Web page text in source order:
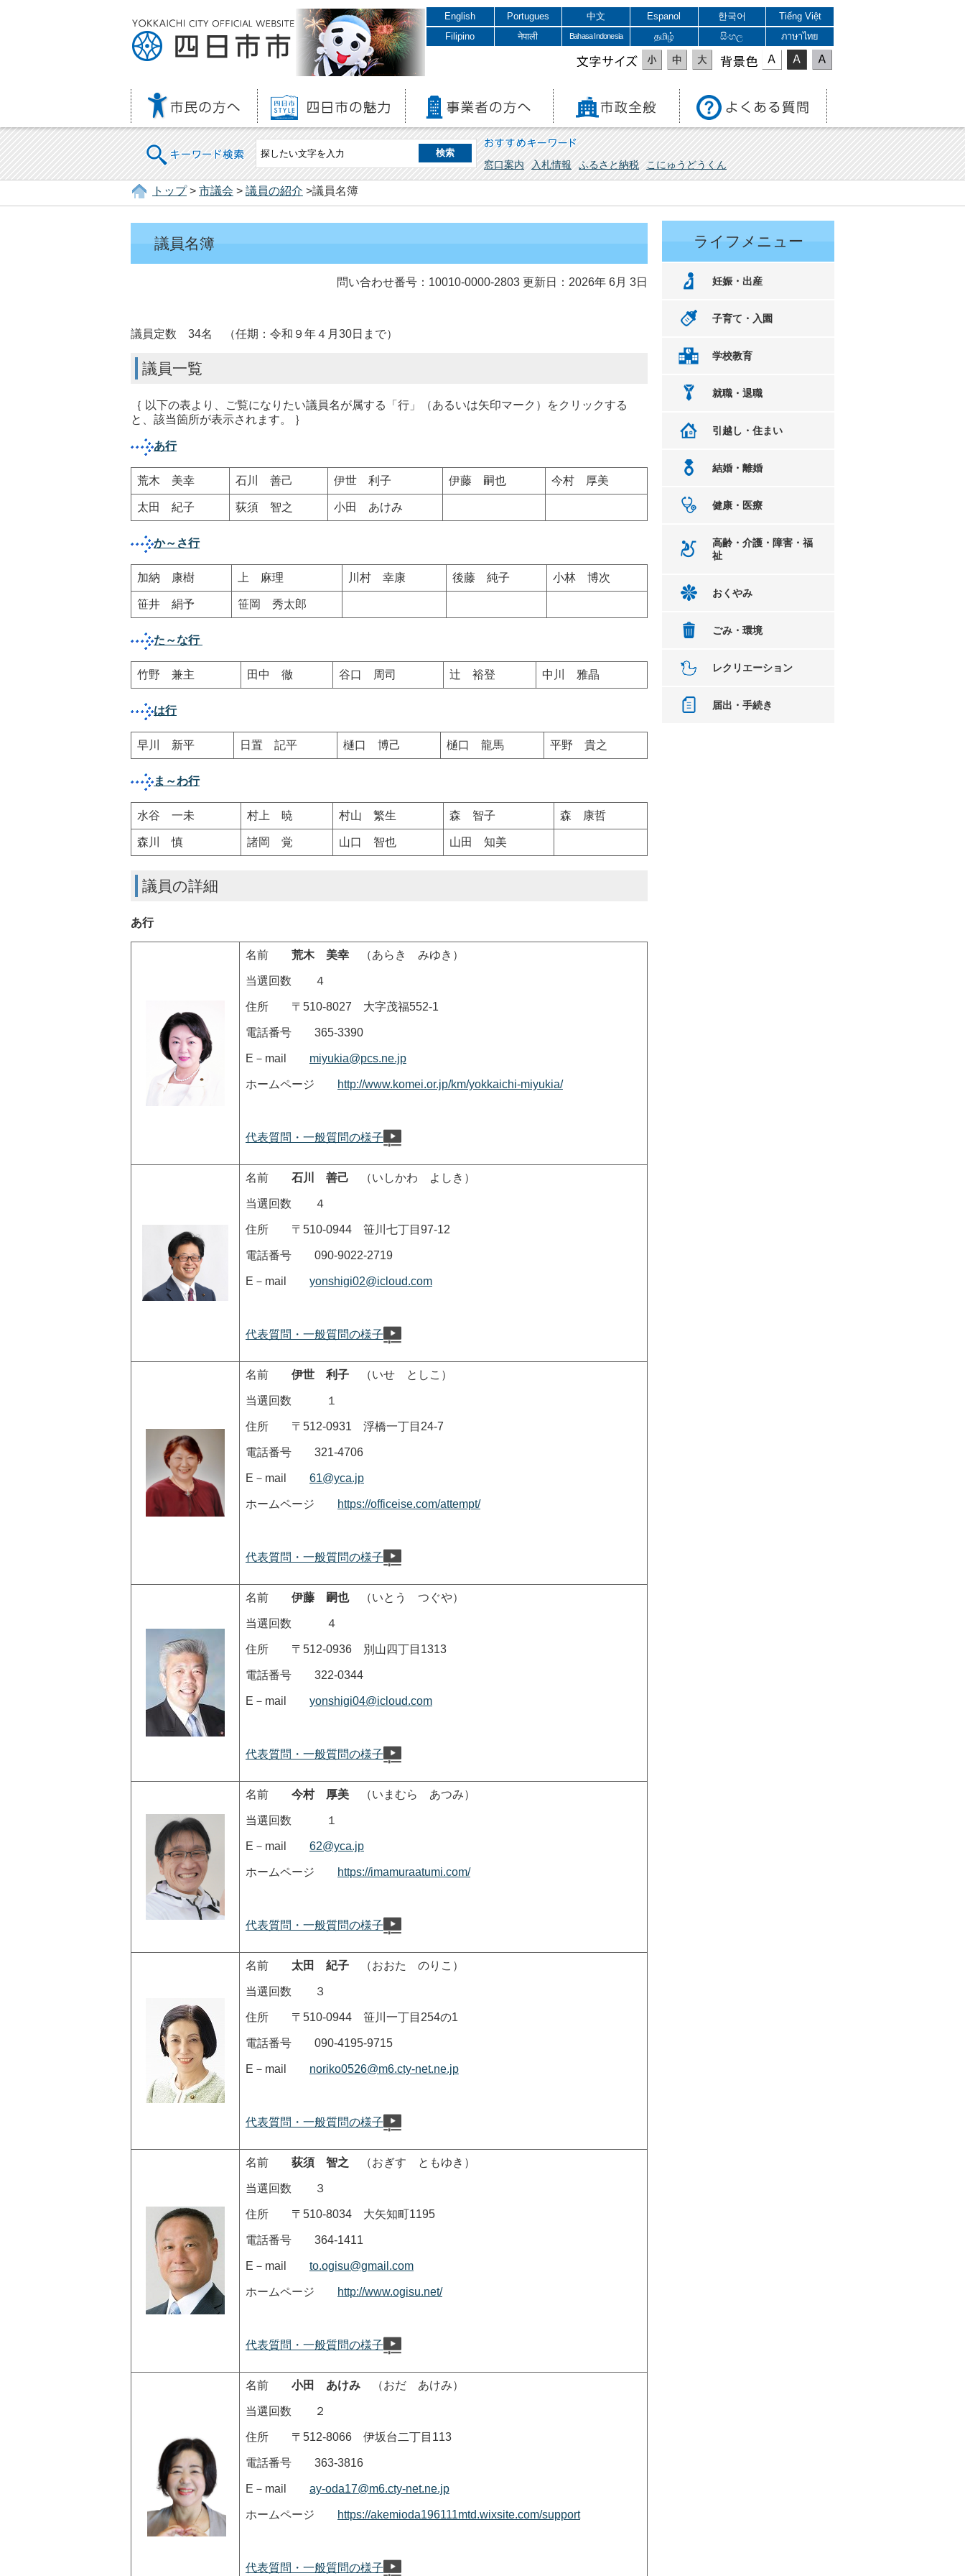
English Portugues 中文 Espanol 한국어
Tiếng Việt
Filipino
नेपाली Bahasa Indonesia தமிழ் සිංහල ภาษาไทย
文字サイズ 表示色
キーワード検索 おすすめキーワード
窓口案内 入札情報 ふるさと納税 こにゅうどうくん
トップ> 市議会 > 議員の紹介 >議員名簿
議員名簿
問い合わせ番号：10010-0000-2803 更新日：2026年 6月 3日
議員定数 34名 （任期：令和９年４月30日まで）
議員一覧
｛ 以下の表より、ご覧になりたい議員名が属する「行」（あるいは矢印マーク）をクリックする
と、該当箇所が表示されます。 ｝
あ行
荒木 美幸 石川 善己 伊世 利子 伊藤 嗣也 今村 厚美
太田 紀子 荻須 智之 小田 あけみ
か～さ行
加納 康樹 上 麻理 川村 幸康 後藤 純子 小林 博次
笹井 絹予 笹岡 秀太郎
た～な行
竹野 兼主 田中 徹 谷口 周司 辻 裕登 中川 雅晶
は行
早川 新平 日置 記平 樋口 博己 樋口 龍馬 平野 貴之
ま～わ行
水谷 一未 村上 暁 村山 繁生 森 智子 森 康哲
森川 慎 諸岡 覚 山口 智也 山田 知美
議員の詳細
あ行
名前 荒木 美幸 （あらき みゆき）
当選回数 ４
住所 〒510-8027 大字茂福552-1
電話番号 365-3390
E－mail miyukia@pcs.ne.jp
ホームページ http://www.komei.or.jp/km/yokkaichi-miyukia/
代表質問・一般質問の様子
名前 石川 善己 （いしかわ よしき）
当選回数 ４
住所 〒510-0944 笹川七丁目97-12
電話番号 090-9022-2719
E－mail yonshigi02@icloud.com
代表質問・一般質問の様子
名前 伊世 利子 （いせ としこ）
当選回数 １
住所 〒512-0931 浮橋一丁目24-7
電話番号 321-4706
E－mail 61@yca.jp
ホームページ https://officeise.com/attempt/
代表質問・一般質問の様子
名前 伊藤 嗣也 （いとう つぐや）
当選回数 ４
住所 〒512-0936 別山四丁目1313
電話番号 322-0344
E－mail yonshigi04@icloud.com
代表質問・一般質問の様子
名前 今村 厚美 （いまむら あつみ）
当選回数 １
E－mail 62@yca.jp
ホームページ https://imamuraatumi.com/
代表質問・一般質問の様子
名前 太田 紀子 （おおた のりこ）
当選回数 ３
住所 〒510-0944 笹川一丁目254の1
電話番号 090-4195-9715
E－mail noriko0526@m6.cty-net.ne.jp
代表質問・一般質問の様子
名前 荻須 智之 （おぎす ともゆき）
当選回数 ３
住所 〒510-8034 大矢知町1195
電話番号 364-1411
E－mail to.ogisu@gmail.com
ホームページ http://www.ogisu.net/
代表質問・一般質問の様子
名前 小田 あけみ （おだ あけみ）
当選回数 ２
住所 〒512-8066 伊坂台二丁目113
電話番号 363-3816
E－mail ay-oda17@m6.cty-net.ne.jp
ホームページ https://akemioda196111mtd.wixsite.com/support
代表質問・一般質問の様子
ライフメニュー
妊娠・出産
子育て・入園
学校教育
就職・退職
引越し・住まい
結婚・離婚
健康・医療
高齢・介護・障害・福
祉
おくやみ
ごみ・環境
レクリエーション
届出・手続き